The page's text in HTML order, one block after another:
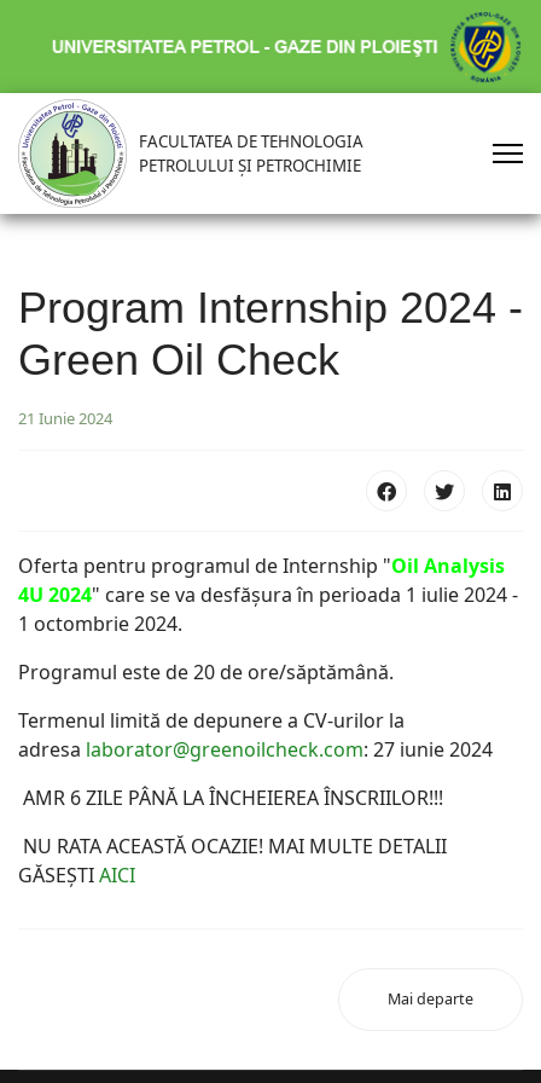
FACULTATEA DE TEHNOLOGIA
PETROLULUI ȘI PETROCHIMIE
Program Internship 2024 -
Green Oil Check
21 Iunie 2024
Oferta pentru programul de Internship "Oil Analysis
4U 2024" care se va desfăşura în perioada 1 iulie 2024 -
1 octombrie 2024.
Programul este de 20 de ore/săptămână.
Termenul limită de depunere a CV-urilor la
adresa laborator@greenoilcheck.com: 27 iunie 2024
AMR 6 ZILE PÂNĂ LA ÎNCHEIEREA ÎNSCRIILOR!!!
NU RATA ACEASTĂ OCAZIE! MAI MULTE DETALII
GĂSEȘTIAICI
Mai departe